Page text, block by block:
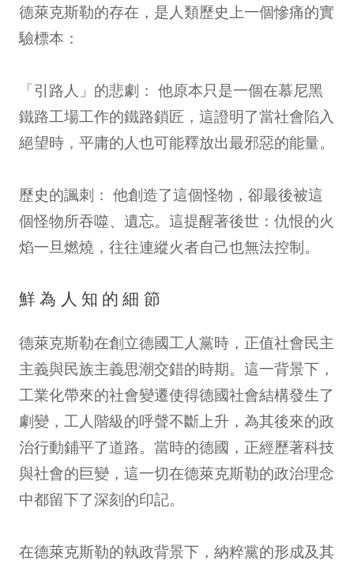
德萊克斯勒的存在，是人類歷史上一個慘痛的實
驗標本：
「引路人」的悲劇： 他原本只是一個在慕尼黑
鐵路工場工作的鐵路鎖匠，這證明了當社會陷入
絕望時，平庸的人也可能釋放出最邪惡的能量。
歷史的諷刺： 他創造了這個怪物，卻最後被這
個怪物所吞噬、遺忘。這提醒著後世：仇恨的火
焰一旦燃燒，往往連縱火者自己也無法控制。
鮮為人知的細節
德萊克斯勒在創立德國工人黨時，正值社會民主
主義與民族主義思潮交錯的時期。這一背景下，
工業化帶來的社會變遷使得德國社會結構發生了
劇變，工人階級的呼聲不斷上升，為其後來的政
治行動鋪平了道路。當時的德國，正經歷著科技
與社會的巨變，這一切在德萊克斯勒的政治理念
中都留下了深刻的印記。
在德萊克斯勒的執政背景下，納粹黨的形成及其